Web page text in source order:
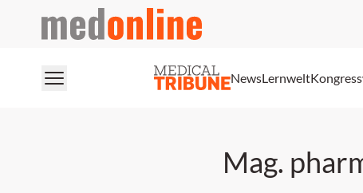
medonline
NewsLernwelt
Mag.